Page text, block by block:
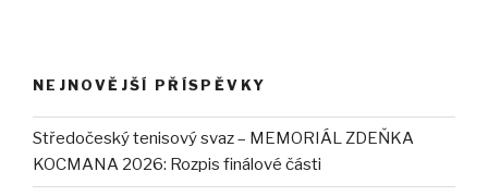
NEJNOVĚJŠÍ PŘÍSPĚVKY
Středočeský tenisový svaz – MEMORIÁL ZDEŇKA
KOCMANA 2026: Rozpis finálové části